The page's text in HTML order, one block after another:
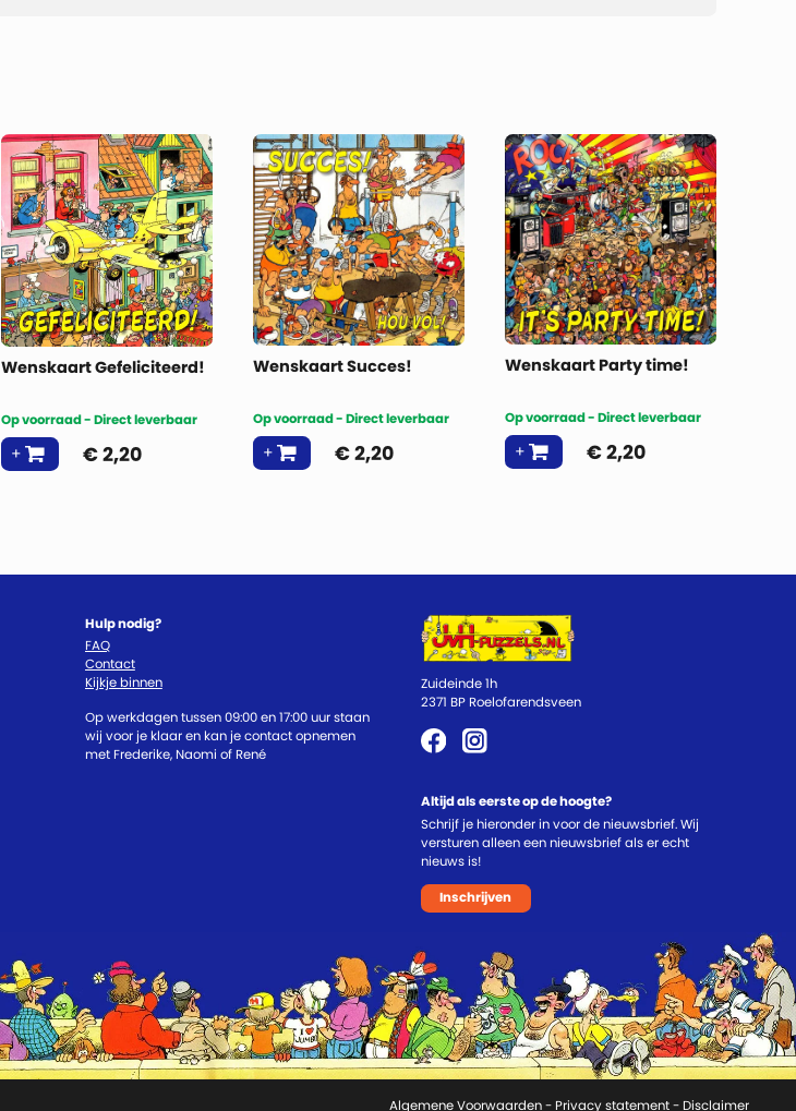
Wenskaart Gefeliciteerd!
Op voorraad - Direct leverbaar
€2,20
Wenskaart Succes!
Op voorraad - Direct leverbaar
€2,20
Wenskaart Party time!
Op voorraad - Direct leverbaar
€2,20
Hulp nodig?
FAQ
Contact
Kijkje binnen
Op werkdagen tussen 09:00 en 17:00 uur staan
wij voor je klaar en kan je contact opnemen
met Frederike, Naomi of René
Zuideinde 1h
2371 BP Roelofarendsveen
Altijd als eerste op de hoogte?
Schrijf je hieronder in voor de nieuwsbrief. Wij
versturen alleen een nieuwsbrief als er echt
nieuws is!
Inschrijven
Algemene Voorwaarden- Privacy statement- Disclaimer